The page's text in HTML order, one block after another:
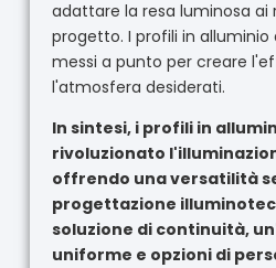
adattare la resa luminosa ai
progetto. I profili in alluminio
messi a punto per creare
l'atmosfera desiderati.
In sintesi, i profili in
rivoluzionato
offrendo una versatilità
progettazione
soluzione di continuità,
uniforme e opzioni di